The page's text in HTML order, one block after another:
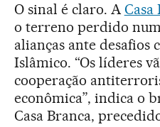
O sinal é claro. ACasa
o terreno perdido
alianças ante desafios
Islâmico. “Os líderes
cooperação
econômica”, indica o
Casa Branca,